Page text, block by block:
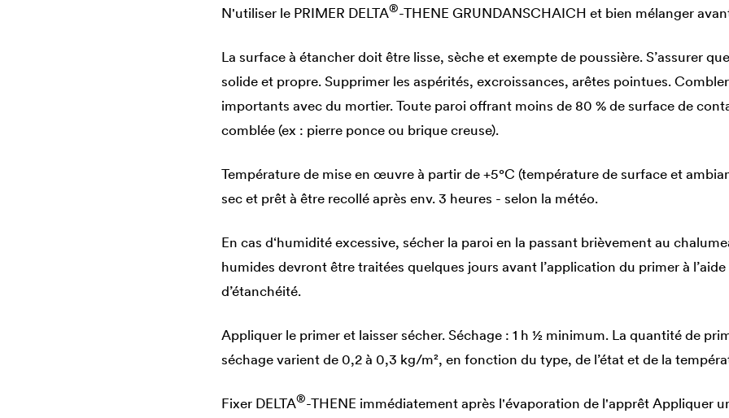
N'utiliser le PRIMER DELTA®-THENE GRUNDANSCHAICH et bien mélanger
La surface à étancher doit être lisse, sèche et exempte de poussière. S’assurer
solide et propre. Supprimer les aspérités, excroissances, arêtes pointues.
importants avec du mortier. Toute paroi offrant moins de 80 % de surface de
comblée (ex : pierre ponce ou brique creuse).
Température de mise en œuvre à partir de +5°C (température de surface et
sec et prêt à être recollé après env. 3 heures - selon la météo.
En cas d‘humidité excessive, sécher la paroi en la passant brièvement au
humides devront être traitées quelques jours avant l’application du primer à
d’étanchéité.
Appliquer le primer et laisser sécher. Séchage : 1 h ½ minimum. La quantité de
séchage varient de 0,2 à 0,3 kg/m², en fonction du type, de l’état et de la
Fixer DELTA®-THENE immédiatement après l'évaporation de l'apprêt Appliquer